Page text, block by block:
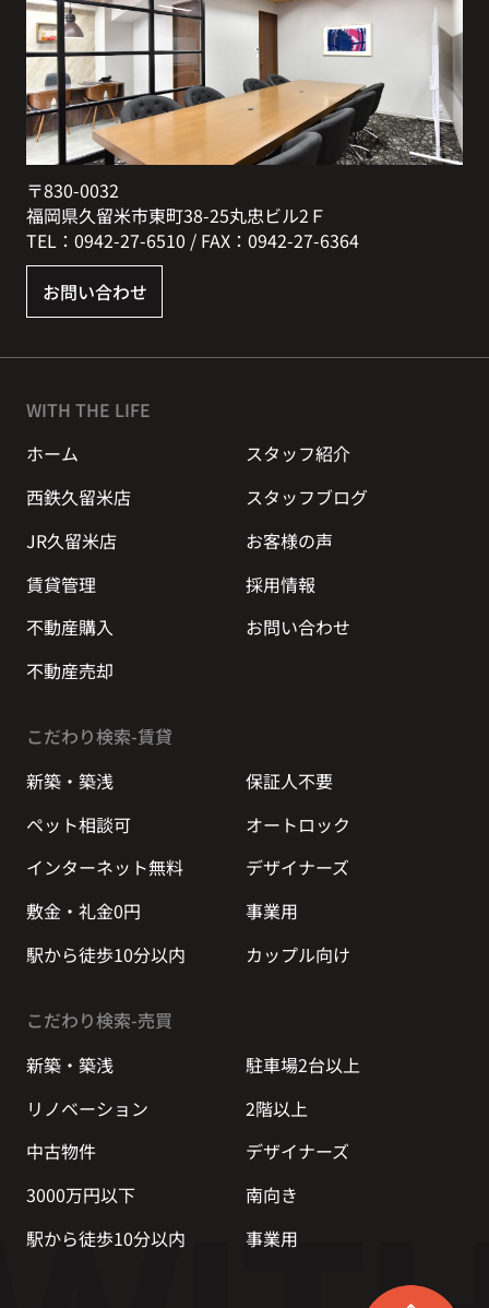
〒830-0032
福岡県久留米市東町38-25丸忠ビル2Ｆ
TEL：0942-27-6510 / FAX：0942-27-6364
お問い合わせ
WITH THE LIFE
ホーム
スタッフ紹介
西鉄久留米店
スタッフブログ
JR久留米店
お客様の声
賃貸管理
採用情報
不動産購入
お問い合わせ
不動産売却
こだわり検索-賃貸
新築・築浅
保証人不要
ペット相談可
オートロック
インターネット無料
デザイナーズ
敷金・礼金0円
事業用
駅から徒歩10分以内
カップル向け
こだわり検索-売買
新築・築浅
駐車場2台以上
リノベーション
2階以上
中古物件
デザイナーズ
3000万円以下
南向き
駅から徒歩10分以内
事業用